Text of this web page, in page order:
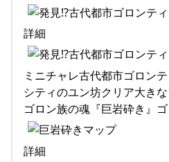
詳細
ミニチャレ古代都市ゴロン
シティのユン坊クリア大き
ゴロン族の魂『巨岩砕き』
詳細